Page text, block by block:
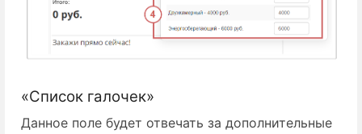
«Список галочек»
Данное поле будет отвечать за дополнительные